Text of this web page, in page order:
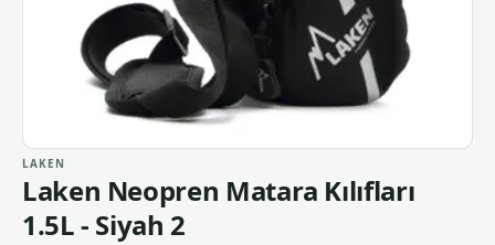
LAKEN
Laken Neopren Matara Kılıfları
1.5L - Siyah 2